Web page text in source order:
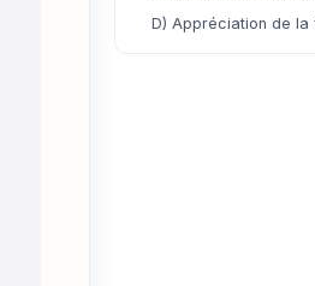
D) Appréciation de la